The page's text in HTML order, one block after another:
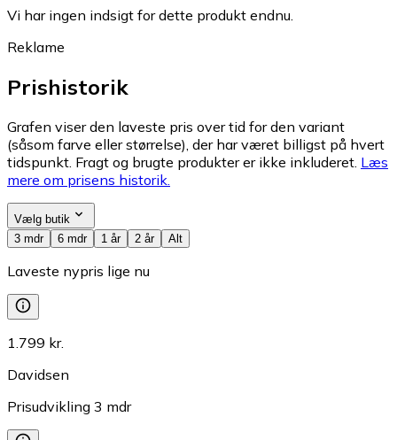
Vi har ingen indsigt for dette produkt endnu.
Reklame
Prishistorik
Grafen viser den laveste pris over tid for den variant
(såsom farve eller størrelse), der har været billigst på hvert
tidspunkt. Fragt og brugte produkter er ikke inkluderet. Læs
mere om prisens historik.
Vælg butik
3 mdr
6 mdr 1 år 2 år Alt
Laveste nypris lige nu
1.799 kr.
Davidsen
Prisudvikling 3 mdr